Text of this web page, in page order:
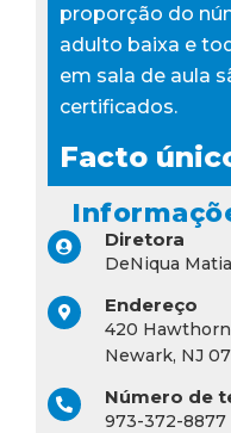
proporção do
adulto baixa e
em sala de aula
certificados.
Facto
Diretora
DeNiqua
Endereço
420
Newark, NJ
Número de
973-372-8877